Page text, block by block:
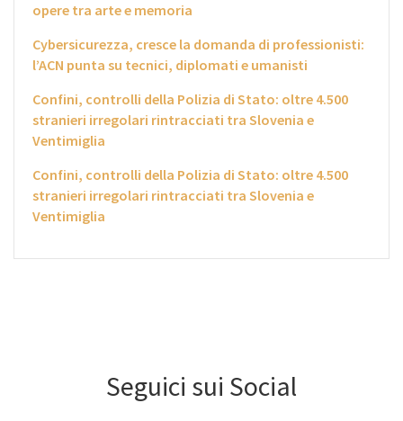
opere tra arte e memoria
Cybersicurezza, cresce la domanda di professionisti:
l’ACN punta su tecnici, diplomati e umanisti
Confini, controlli della Polizia di Stato: oltre 4.500
stranieri irregolari rintracciati tra Slovenia e
Ventimiglia
Confini, controlli della Polizia di Stato: oltre 4.500
stranieri irregolari rintracciati tra Slovenia e
Ventimiglia
Seguici sui Social